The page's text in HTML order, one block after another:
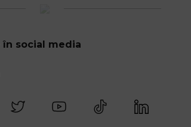
social media